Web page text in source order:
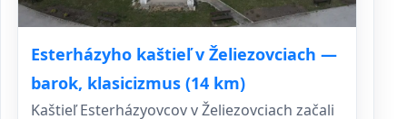
Esterházyho kaštieľ v Želiezovciach —
barok, klasicizmus (14 km)
Kaštieľ Esterházyovcov v Želiezovciach začali